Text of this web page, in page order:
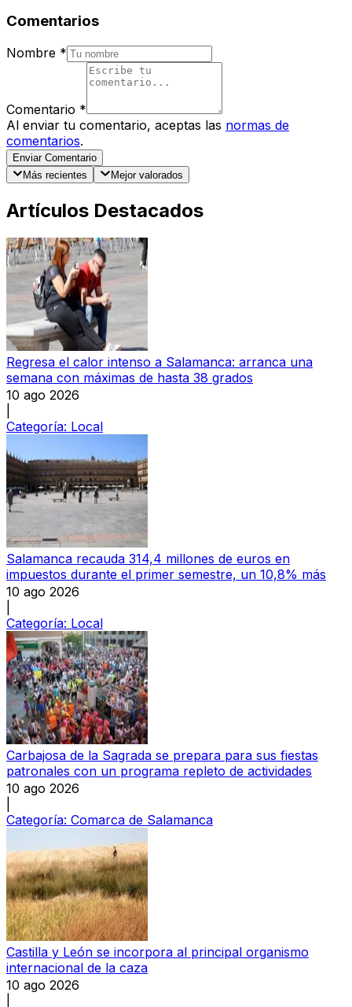
Comentarios
Nombre *
Comentario *
Al enviar tu comentario, aceptas las normas de
comentarios.
Enviar Comentario
Más recientes
Mejor valorados
Artículos Destacados
Regresa el calor intenso a Salamanca: arranca una
semana con máximas de hasta 38 grados
10 ago 2026
Categoría: Local
Salamanca recauda 314,4 millones de euros en
impuestos durante el primer semestre, un 10,8% más
10 ago 2026
Categoría: Local
Carbajosa de la Sagrada se prepara para sus fiestas
patronales con un programa repleto de actividades
10 ago 2026
Categoría: Comarca de Salamanca
Castilla y León se incorpora al principal organismo
internacional de la caza
10 ago 2026